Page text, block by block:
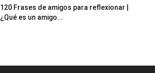
120 Frases de amigos para reflexionar |
¿Qué es un amigo...